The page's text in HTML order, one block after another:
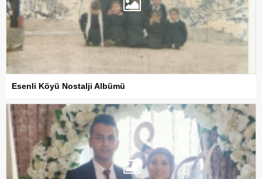
Esenli Köyü Nostalji Albümü